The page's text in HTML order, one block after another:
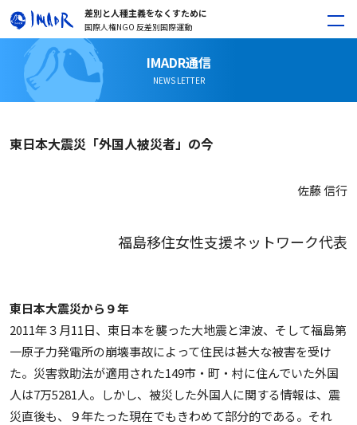
差別と人種主義をなくすために
国際人権NGO 反差別国際運動
IMADR通信
NEWS LETTER
東日本大震災「外国人被災者」の今
佐藤 信行
福島移住女性支援ネットワーク代表
東日本大震災から９年
2011年３月11日、東日本を襲った大地震と津波、そして福島第
一原子力発電所の崩壊事故によって住民は甚大な被害を受け
た。災害救助法が適用された149市・町・村に住んでいた外国
人は7万5281人。しかし、被災した外国人に関する情報は、震
災直後も、９年たった現在でもきわめて部分的である。それ